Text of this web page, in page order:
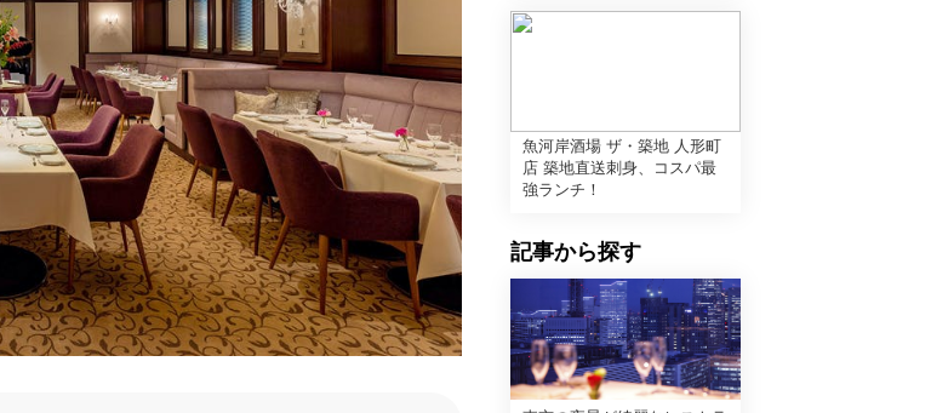
魚河岸酒場 ザ・築地 人形町
店 築地直送刺身、コスパ最
強ランチ！
記事から探す